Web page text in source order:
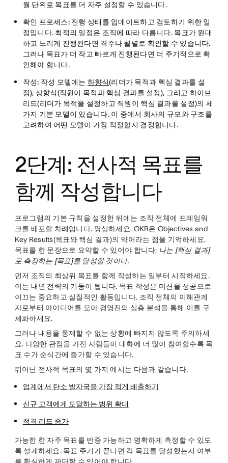
월 단위로 목표를 더 자주 설정할 수 있습니다.
확인 프로세스: 진행 상태를 업데이트하고 검토하기 위한 일
정입니다. 최적의 일정은 조직에 따라 다릅니다. 목표가 원대
하고 느리게 진행된다면 격주나 월별로 확인할 수 있습니다.
그러나 목표가 더 작고 빠르게 진행된다면 더 주기적으로 확
인해야 합니다.
작성: 작성 모델에는하향식(리더가 목적과 핵심 결과를 설
정), 상향식(직원이 목적과 핵심 결과를 설정), 그리고 하이브
리드(리더가 목적을 설정하고 직원이 핵심 결과를 설정)의 세
가지 기본 모델이 있습니다. 이 중에서 회사의 규모와 구조를
고려하여 어떤 모델이 가장 적절할지 결정합니다.
2단계: 전사적 목표를
함께 작성합니다
프로그램의 기본 규칙을 설정한 뒤에는 조직 전체에 프레임워
크를 배포할 차례입니다. 명심하세요. OKR은 Objectives and
Key Results(목표와 핵심 결과)의 약어라는 점을 기억하세요.
목표를 한 문장으로 요약할 수 있어야 합니다: 나는 [핵심 결과]
로 측정하는 [목표]를 달성할 것이다.
먼저 조직의 최상위 목표를 함께 작성하는 일부터 시작하세요.
이는 내년 전략의 기둥이 됩니다. 목표 작성은 미션을 성공으로
이끄는 중요하고 실질적인 활동입니다. 조직 전체의 이해관계
자로부터 아이디어를 모아 경영진의 심층 분석을 통해 이를 구
체화하세요.
그러나 내용을 통제할 수 없는 상황에 빠지지 않도록 주의하세
요. 다양한 관점을 가진 사람들이 대화에 더 많이 참여할수록 목
표 수가 순식간에 증가할 수 있습니다.
뛰어난 전사적 목표의 몇 가지 예시는 다음과 같습니다.
업계에서 탄소 발자국을 가장 적게 배출하기
신규 고객에게 도달하는 범위 확대
적격 리드 증가
가능한 한 자주 목표를 반증 가능하고 명확하게 측정할 수 있도
록 설계하세요. 목표 주기가 끝나면 각 목표를 달성했는지 여부